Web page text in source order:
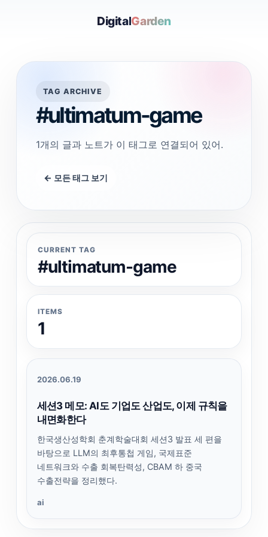
DigitalGarden
TAG ARCHIVE
#ultimatum-game
1개의 글과 노트가 이 태그로 연결되어 있어.
← 모든 태그 보기
CURRENT TAG
#ultimatum-game
ITEMS
1
2026.06.19
세션3 메모: AI도 기업도 산업도, 이제 규칙을
내면화한다
한국생산성학회 춘계학술대회 세션3 발표 세 편을
바탕으로 LLM의 최후통첩 게임, 국제표준
네트워크와 수출 회복탄력성, CBAM 하 중국
수출전략을 정리했다.
ai